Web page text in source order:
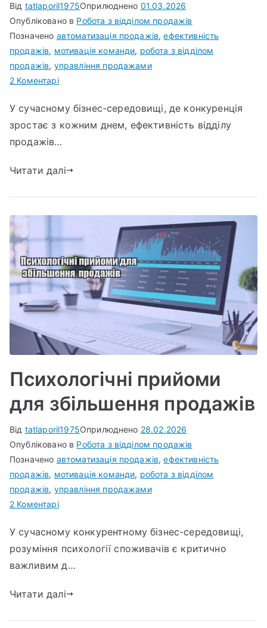
Від tatlaporil1975Оприлюднено 01.03.2026
Опубліковано в Робота з відділом продажів
Позначено автоматизація продажів,ефективність
продажів, мотивація команди, робота з відділом
продажів, управління продажами
2 Коментарідо
процесів
у
з
почати
У сучасному бізнес-середовищі, де конкуренція
зростає з кожним днем, ефективність відділу
продажів…
Читати далі
Психологічні прийоми
для збільшення продажів
Від tatlaporil1975Оприлюднено 28.02.2026
Опубліковано в Робота з відділом продажів
Позначено автоматизація продажів,ефективність
продажів, мотивація команди, робота з відділом
продажів, управління продажами
2 Коментарідо
прийоми
для
збільшення
У сучасному конкурентному бізнес-середовищі,
розуміння психології споживачів є критично
важливим д…
Читати далі